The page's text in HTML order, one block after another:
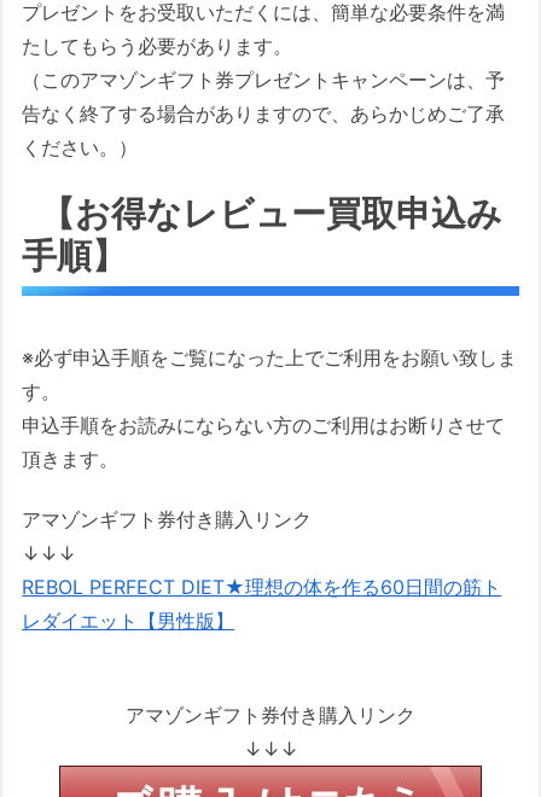
プレゼントをお受取いただくには、簡単な必要条件を満
たしてもらう必要があります。
（このアマゾンギフト券プレゼントキャンペーンは、予
告なく終了する場合がありますので、あらかじめご了承
ください。）
【お得なレビュー買取申込み
手順】
※必ず申込手順をご覧になった上でご利用をお願い致しま
す。
申込手順をお読みにならない方のご利用はお断りさせて
頂きます。
アマゾンギフト券付き購入リンク
↓↓↓
REBOL PERFECT DIET★理想の体を作る60日間の筋ト
レダイエット【男性版】
アマゾンギフト券付き購入リンク
↓↓↓